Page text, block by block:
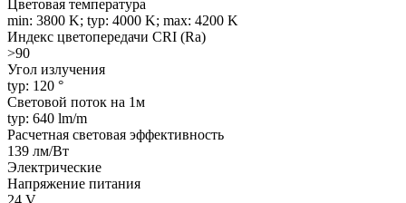
Цветовая температура
min: 3800 K; typ: 4000 K; max: 4200 K
Индекс цветопередачи CRI (Ra)
>90
Угол излучения
typ: 120 °
Световой поток на 1м
typ: 640 lm/m
Расчетная световая эффективность
139 лм/Вт
Электрические
Напряжение питания
24 V